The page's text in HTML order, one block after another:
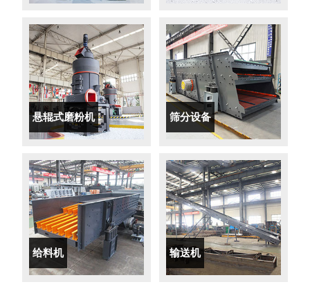
悬辊式磨粉机 筛分设备
给料机 输送机